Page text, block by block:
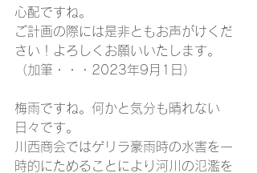
心配ですね。
ご計画の際には是非ともお声がけくだ
さい！よろしくお願いいたします。
（加筆・・・2023年9月1日）
梅雨ですね。何かと気分も晴れない
日々です。
川西商会ではゲリラ豪雨時の水害を一
時的にためることにより河川の氾濫を